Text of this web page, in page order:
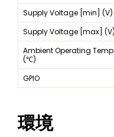
Supply Voltage [min] (V)
Supply Voltage [max] (V)
Ambient Operating
(℃)
GPIO
環境